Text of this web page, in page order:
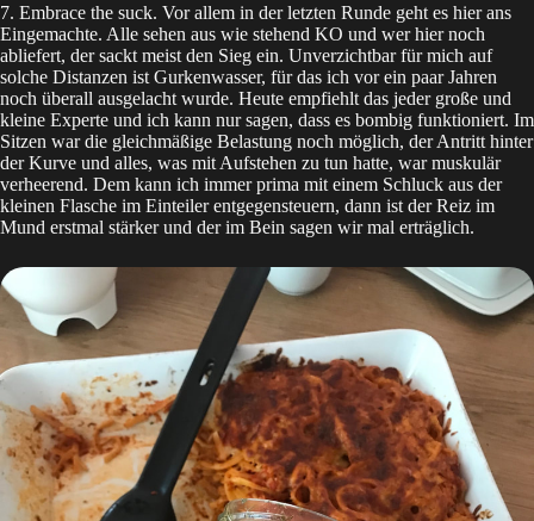
7. Embrace the suck. Vor allem in der letzten Runde geht es hier ans
Eingemachte. Alle sehen aus wie stehend KO und wer hier noch
abliefert, der sackt meist den Sieg ein. Unverzichtbar für mich auf
solche Distanzen ist Gurkenwasser, für das ich vor ein paar Jahren
noch überall ausgelacht wurde. Heute empfiehlt das jeder große und
kleine Experte und ich kann nur sagen, dass es bombig funktioniert. Im
Sitzen war die gleichmäßige Belastung noch möglich, der Antritt hinter
der Kurve und alles, was mit Aufstehen zu tun hatte, war muskulär
verheerend. Dem kann ich immer prima mit einem Schluck aus der
kleinen Flasche im Einteiler entgegensteuern, dann ist der Reiz im
Mund erstmal stärker und der im Bein sagen wir mal erträglich.